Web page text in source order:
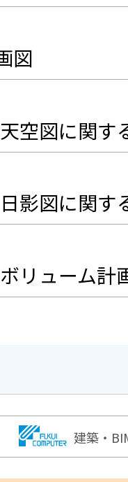
図
空図に関す
影図に関す
リューム計
建築・